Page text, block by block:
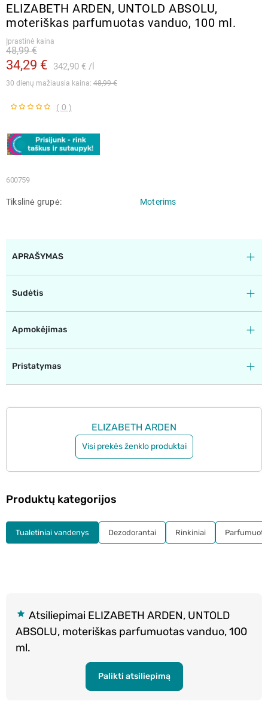
ELIZABETH ARDEN, UNTOLD ABSOLU,
moteriškas parfumuotas vanduo, 100 ml.
Įprastinė kaina
34,29 € 342,90 €
48,99 €
30 dienų mažiausia kaina: 48,99 €
( 0 )
600759
Tikslinė grupė Moterims
APRAŠYMAS
Sudėtis
Apmokėjimas
Pristatymas
ELIZABETH ARDEN
Visi prekės ženklo produktai
Atsiliepimai ELIZABETH ARDEN, UNTOLD
ABSOLU, moteriškas parfumuotas vanduo, 100
ml.
Palikti atsiliepimą
Produktų kategorijos
Tualetiniai vandenys Dezodorantai Rinkiniai